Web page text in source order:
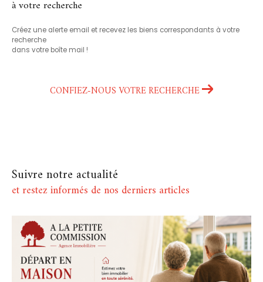
à votre recherche
Créez une alerte email et recevez les biens correspondants à votre
recherche
dans votre boîte mail !
CONFIEZ-NOUS VOTRE RECHERCHE
Suivre notre actualité
et restez informés de nos derniers articles